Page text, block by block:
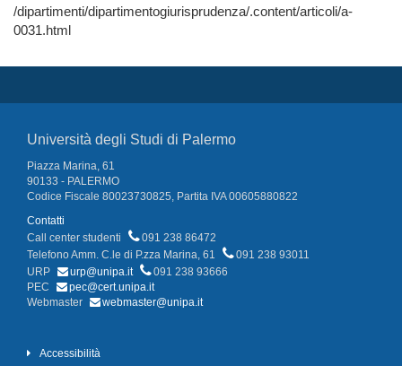
/dipartimenti/dipartimentogiurisprudenza/.content/articoli/a-
0031.html
Università degli Studi di Palermo
Piazza Marina, 61
90133 - PALERMO
Codice Fiscale 80023730825, Partita IVA 00605880822
Contatti
Call center studenti
091 238 86472
Telefono Amm. C.le di P.zza Marina, 61
091 238 93011
URP
urp@unipa.it
091 238 93666
PEC
pec@cert.unipa.it
Webmaster
webmaster@unipa.it
Accessibilità